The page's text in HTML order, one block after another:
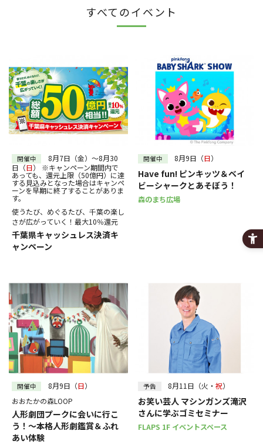
本館 1F ウエストプラザ （タカシマヤフードメゾン側吹き抜け）
その他
全件表示
2026年 8月
2
3 4 6 7
8
9
11 12 13 14
15
16
17 18 19 20 21
22
23
24 25 26 27 28
29
30
31
絞り込む
すべてのイベント
開催中
8月7日（金）～8月30
日（日） ※キャンペーン期間内で
あっても、還元上限（50億円）に達
する見込みとなった場合はキャンペ
ーンを早期に終了することがありま
す。
使うたび、めぐるたび、千葉の楽し
さが広がっていく！最大10％還元
千葉県キャッシュレス決済キ
ャンペーン
開催中 8月9日（日）
Have fun! ピンキッツ＆ベイ
ビーシャークとあそぼう！
森のまち広場
開催中 8月9日（日）
おおたかの森LOOP
人形劇団プークに会いに行こ
う！～本格人形劇鑑賞＆ふれ
あい体験
予告 8月11日（火・祝）
お笑い芸人 マシンガンズ滝沢
さんに学ぶゴミセミナー
FLAPS 1F イベントスペース